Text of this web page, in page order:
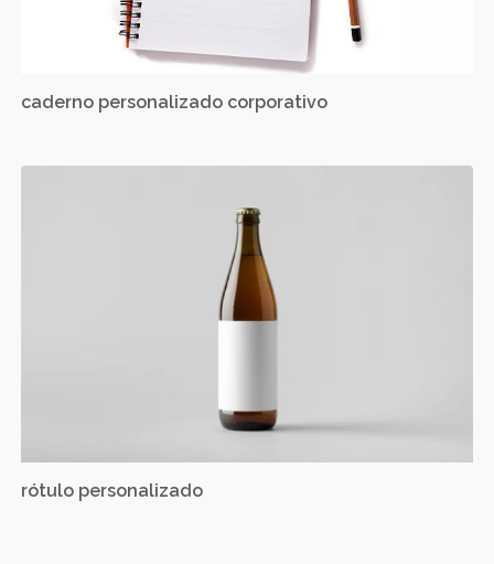
caderno personalizado corporativo
rótulo personalizado